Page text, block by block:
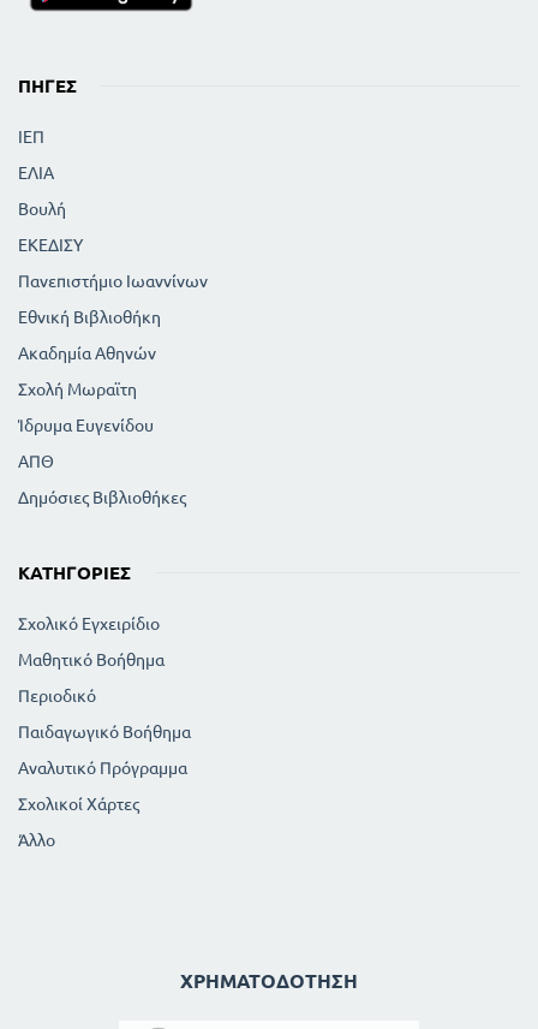
ΠΗΓΈΣ
ΙΕΠ
ΕΛΙΑ
Βουλή
ΕΚΕΔΙΣΥ
Πανεπιστήμιο Ιωαννίνων
Εθνική Βιβλιοθήκη
Ακαδημία Αθηνών
Σχολή Μωραϊτη
Ίδρυμα Ευγενίδου
ΑΠΘ
Δημόσιες Βιβλιοθήκες
ΚΑΤΗΓΟΡΊΕΣ
Σχολικό Εγχειρίδιο
Μαθητικό Βοήθημα
Περιοδικό
Παιδαγωγικό Βοήθημα
Αναλυτικό Πρόγραμμα
Σχολικοί Χάρτες
Άλλο
ΧΡΗΜΑΤΟΔΌΤΗΣΗ